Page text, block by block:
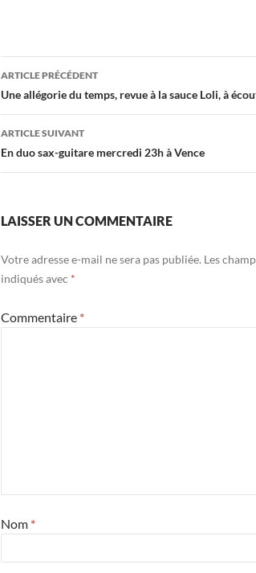
Navigation
des
articles
ARTICLE PRÉCÉDENT
Une allégorie du temps, revue à la sauce Loli, à
ARTICLE SUIVANT
En duo sax-guitare mercredi 23h à Vence
LAISSER UN COMMENTAIRE
Votre adresse e-mail ne sera pas publiée. Les
indiqués avec *
Commentaire *
Nom *